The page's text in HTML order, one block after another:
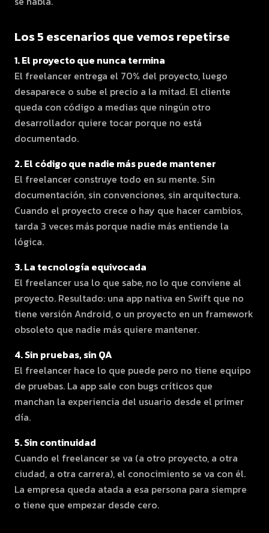
Los 5 escenarios que vemos repetirse
1. El proyecto que nunca termina
El freelancer entrega el 70% del proyecto, luego
desaparece o sube el precio a la mitad. El cliente
queda con código a medias que ningún otro
desarrollador quiere tocar porque no está
documentado.
2. El código que nadie más puede mantener
El freelancer construye todo en su mente. Sin
documentación, sin convenciones, sin arquitectura.
Cuando el proyecto crece o hay que hacer cambios,
tarda 3 veces más porque nadie más entiende la
lógica.
3. La tecnología equivocada
El freelancer usa lo que sabe, no lo que conviene al
proyecto. Resultado: una app nativa en Swift que no
tiene versión Android, o un proyecto en un framework
obsoleto que nadie más quiere mantener.
4. Sin pruebas, sin QA
El freelancer hace lo que puede pero no tiene equipo
de pruebas. La app sale con bugs críticos que
manchan la experiencia del usuario desde el primer
día.
5. Sin continuidad
Cuando el freelancer se va (a otro proyecto, a otra
ciudad, a otra carrera), el conocimiento se va con él.
La empresa queda atada a esa persona para siempre
o tiene que empezar desde cero.